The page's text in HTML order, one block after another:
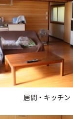
居間・キッチン